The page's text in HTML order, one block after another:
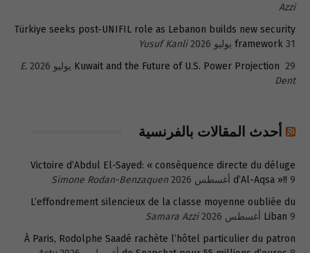
Azzi
Türkiye seeks post-UNIFIL role as Lebanon builds new security
framework 31 يوليو 2026
Yusuf Kanli
Kuwait and the Future of U.S. Power Projection 29 يوليو 2026
E.
Dent
أحدث المقالات بالفرنسية
Victoire d’Abdul El-Sayed: « conséquence directe du déluge
d’Al-Aqsa »!! 9 أغسطس 2026
Simone Rodan-Benzaquen
L’effondrement silencieux de la classe moyenne oubliée du
Liban 9 أغسطس 2026
Samara Azzi
À Paris, Rodolphe Saadé rachète l’hôtel particulier du patron